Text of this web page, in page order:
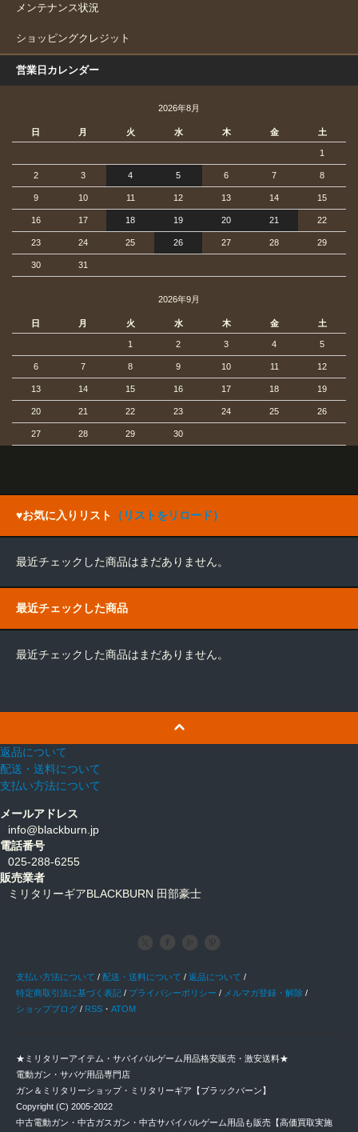
メンテナンス状況
ショッピングクレジット
営業日カレンダー
2026年8月
日 月 火 水 木 金 土
1
2 3 4 5 6 7 8
9 10 11 12 13 14 15
16 17 18 19 20 21 22
23 24 25 26 27 28 29
30 31
2026年9月
日 月 火 水 木 金 土
1 2 3 4 5
6 7 8 9 10 11 12
13 14 15 16 17 18 19
20 21 22 23 24 25 26
27 28 29 30
♥お気に入りリスト （リストをリロード）
最近チェックした商品はまだありません。
最近チェックした商品
最近チェックした商品はまだありません。
返品について
配送・送料について
支払い方法について
メールアドレス
info@blackburn.jp
電話番号
025-288-6255
販売業者
ミリタリーギアBLACKBURN 田部豪士
支払い方法について / 配送・送料について / 返品について /
特定商取引法に基づく表記 / プライバシーポリシー / メルマガ登録・解除 /
ショップブログ / RSS ・ ATOM
★ミリタリーアイテム・サバイバルゲーム用品格安販売・激安送料★
電動ガン・サバゲ用品専門店
ガン＆ミリタリーショップ・ミリタリーギア【ブラックバーン】
Copyright (C) 2005-2022
中古電動ガン・中古ガスガン・中古サバイバルゲーム用品も販売【高価買取実施